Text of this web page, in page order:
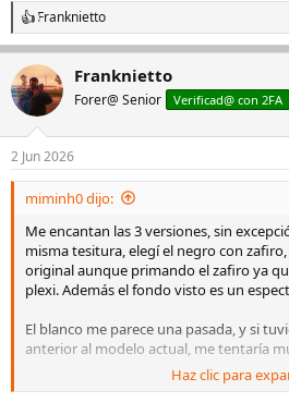
R
e
c
c
i
e
s
Franknietto
Franknietto
Forer@ Senior Verificad@ con 2FA
2 Jun 2026
miminh0 dijo:
Me encantan las 3 versiones, sin
misma tesitura, elegí el negro con
original aunque primando el zafiro ya
plexi. Además el fondo visto es un
El blanco me parece una pasada, y si
anterior al modelo actual, me tentaría
Habrás visto millones de fotos, pero ahí
Haz clic para